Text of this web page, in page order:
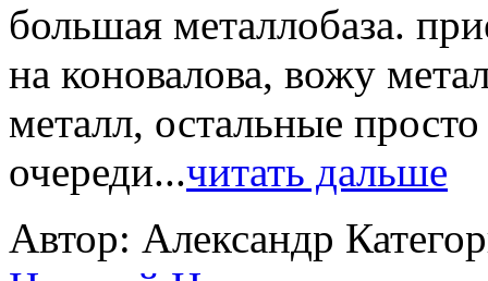
большая металлобаза.
на коновалова, вожу
металл, остальные
очереди...читать дальше
Автор: Александр